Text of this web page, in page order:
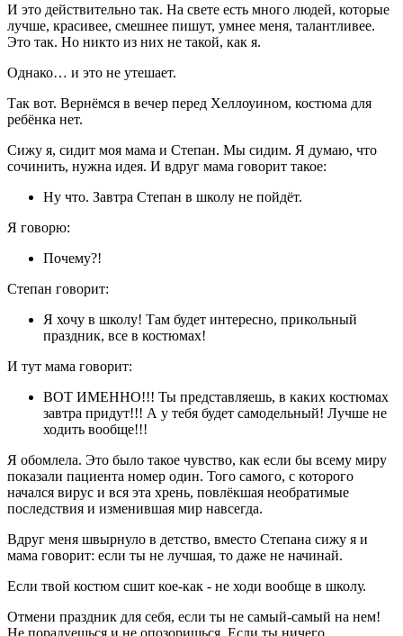
И это действительно так. На свете есть много людей, которые
лучше, красивее, смешнее пишут, умнее меня, талантливее.
Это так. Но никто из них не такой, как я.
Однако… и это не утешает.
Так вот. Вернёмся в вечер перед Хеллоуином, костюма для
ребёнка нет.
Сижу я, сидит моя мама и Степан. Мы сидим. Я думаю, что
сочинить, нужна идея. И вдруг мама говорит такое:
Ну что. Завтра Степан в школу не пойдёт.
Я говорю:
Почему?!
Степан говорит:
Я хочу в школу! Там будет интересно, прикольный
праздник, все в костюмах!
И тут мама говорит:
ВОТ ИМЕННО!!! Ты представляешь, в каких костюмах
завтра придут!!! А у тебя будет самодельный! Лучше не
ходить вообще!!!
Я обомлела. Это было такое чувство, как если бы всему миру
показали пациента номер один. Того самого, с которого
начался вирус и вся эта хрень, повлёкшая необратимые
последствия и изменившая мир навсегда.
Вдруг меня швырнуло в детство, вместо Степана сижу я и
мама говорит: если ты не лучшая, то даже не начинай.
Если твой костюм сшит кое-как - не ходи вообще в школу.
Отмени праздник для себя, если ты не самый-самый на нем!
Не порадуешься и не опозоришься. Если ты ничего